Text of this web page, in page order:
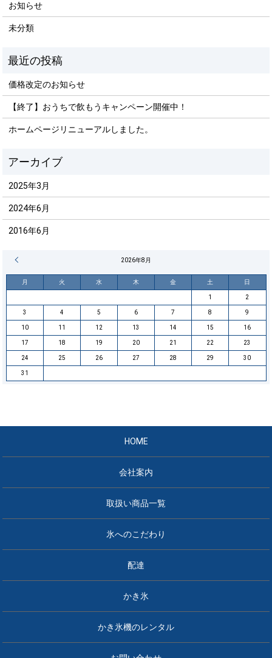
お知らせ
未分類
価格改定のお知らせ
【終了】おうちで飲もうキャンペーン開催中！
ホームページリニューアルしました。
2025年3月
2024年6月
2016年6月
2026年8月
月 火 水 木 金 土 日
1 2
3 4 5 6 7 8 9
10 11 12 13 14 15 16
17 18 19 20 21 22 23
24 25 26 27 28 29 30
31
HOME
会社案内
取扱い商品一覧
氷へのこだわり
配達
かき氷
かき氷機のレンタル